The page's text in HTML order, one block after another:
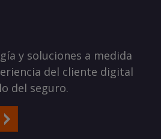
y soluciones a medida
del cliente digital
del seguro.